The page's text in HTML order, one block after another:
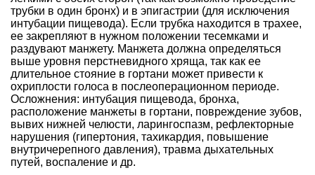
трубки в один бронх) и в эпигастрии (для исключения
интубации пищевода). Если трубка находится в трахее,
ее закрепляют в нужном положении тесемками и
раздувают манжету. Манжета должна определяться
выше уровня перстневидного хряща, так как ее
длительное стояние в гортани может привести к
охриплости голоса в послеоперационном периоде.
Осложнения: интубация пищевода, бронха,
расположение манжеты в гортани, повреждение зубов,
вывих нижней челюсти, ларингоспазм, рефлекторные
нарушения (гипертония, тахикардия, повышение
внутричерепного давления), травма дыхательных
путей, воспаление и др.